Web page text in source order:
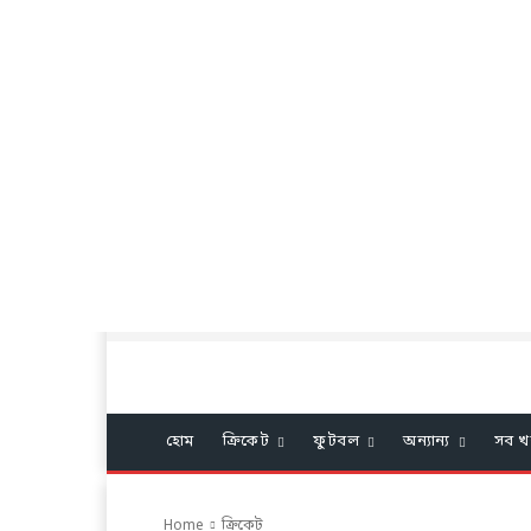
হোম ক্রিকেট ফুটবল অন্যান্য সব
Home ক্রিকেট